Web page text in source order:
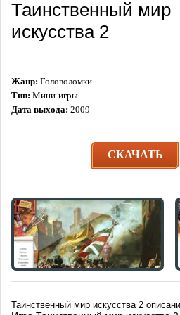
Таинственный мир
искусства 2
Жанр: Головоломки
Тип: Мини-игры
Дата выхода: 2009
СКАЧАТЬ
Таинственный мир искусства 2